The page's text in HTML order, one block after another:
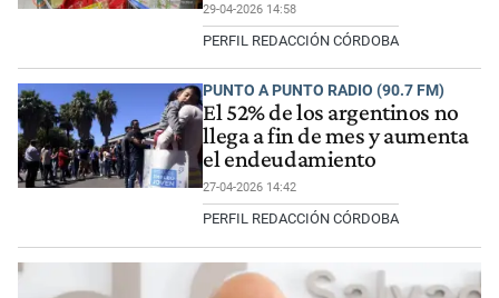
29-04-2026 14:58
PERFIL REDACCIÓN CÓRDOBA
PUNTO A PUNTO RADIO (90.7 FM)
El 52% de los argentinos no
llega a fin de mes y aumenta
el endeudamiento
27-04-2026 14:42
PERFIL REDACCIÓN CÓRDOBA